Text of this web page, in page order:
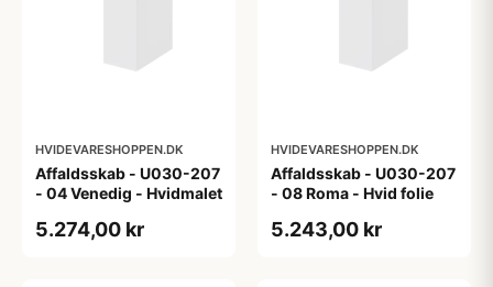
HVIDEVARESHOPPEN.DK
Affaldsskab - U030-207
- 04 Venedig - Hvidmalet
5.274,00 kr
HVIDEVARESHOPPEN.DK
Affaldsskab - U030-207
- 08 Roma - Hvid folie
5.243,00 kr